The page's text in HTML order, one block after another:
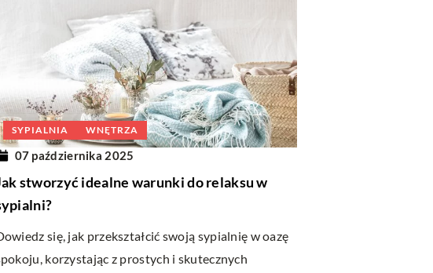
SYPIALNIA WNĘTRZA
07 października 2025
stworzyć idealne warunki do relaksu w
się, jak przekształcić swoją sypialnię w oazę
korzystając z prostych i skutecznych